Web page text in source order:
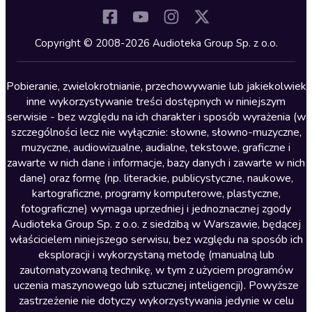
Kryminały
Lektury szkolne
Literatura anglojęzyczna
Literatura faktu
Literatura obyczajowa
Literatura piękna obca
Literatura piękna polska
Nagrania relaksacyjne
Nauka języków
Nauki humanistyczne
Podcasty i audycje
Polityka
Copyright © 2008-2026 Audioteka Group Sp. z o.o.
Pobieranie, zwielokrotnianie, przechowywanie lub jakiekolwiek
inne wykorzystywanie treści dostępnych w niniejszym
serwisie - bez względu na ich charakter i sposób wyrażenia (w
szczególności lecz nie wyłącznie: słowne, słowno-muzyczne,
muzyczne, audiowizualne, audialne, tekstowe, graficzne i
zawarte w nich dane i informacje, bazy danych i zawarte w nich
dane) oraz formę (np. literackie, publicystyczne, naukowe,
kartograficzne, programy komputerowe, plastyczne,
fotograficzne) wymaga uprzedniej i jednoznacznej zgody
Audioteka Group Sp. z o.o. z siedzibą w Warszawie, będącej
właścicielem niniejszego serwisu, bez względu na sposób ich
eksploracji i wykorzystaną metodę (manualną lub
zautomatyzowaną technikę, w tym z użyciem programów
uczenia maszynowego lub sztucznej inteligencji). Powyższe
zastrzeżenie nie dotyczy wykorzystywania jedynie w celu